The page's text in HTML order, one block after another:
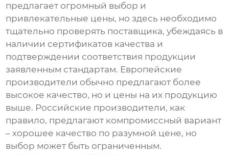
предлагает огромный выбор и
привлекательные цены, но здесь необходимо
тщательно проверять поставщика, убеждаясь в
наличии сертификатов качества и
подтверждении соответствия продукции
заявленным стандартам. Европейские
производители обычно предлагают более
высокое качество, но и цены на их продукцию
выше. Российские производители, как
правило, предлагают компромиссный вариант
– хорошее качество по разумной цене, но
выбор может быть ограниченным.